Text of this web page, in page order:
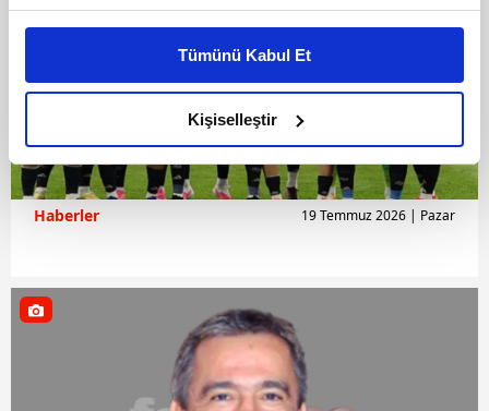
Bu çerezlere izin vermeniz halinde sizlere özel
daha iyi reklam deneyimi yaşatabiliriz. Bunu yaparken
amacımızın size daha iyi bir reklam deneyimi sunmak
olduğunu ve sizlere en iyi içerikleri sunabilmek adına
elimizden gelen çabayı gösterdiğimizi ve bu noktada,
reklamların maliyetlerimizi karşılamak noktasında tek gelir
kalemimiz olduğunu sizlere hatırlatmak isteriz.
gösterilmeyecektir."
Sizlere daha iyi bir hizmet sunabilmek için İnternet
Sitemizde kendimize ve üçüncü kişilere ait çerezler
kullanılmaktadır. Bu çerezler vasıtasıyla çeşitli kişisel
Tümünü Kabul Et
Kişiselleştir
Haberler 19 Temmuz 2026 | Pazar